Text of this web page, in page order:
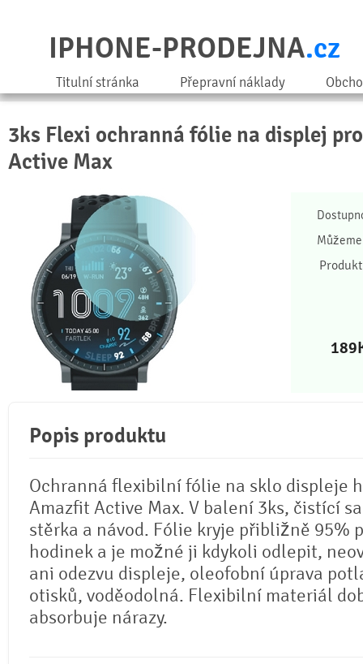
IPHONE-PRODEJNA.cz
Titulní stránka Přepravní náklady
3ks Flexi ochranná fólie na displej
Active Max
189
Popis produktu
Ochranná flexibilní fólie na sklo displeje
Amazfit Active Max. V balení 3ks, čistící
stěrka a návod. Fólie kryje přibližně 95%
hodinek a je možné ji kdykoli odlepit,
ani odezvu displeje, oleofobní úprava
otisků, voděodolná. Flexibilní materiál
absorbuje nárazy.